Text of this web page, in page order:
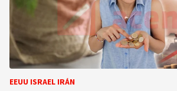
EEUU ISRAEL IRÁN